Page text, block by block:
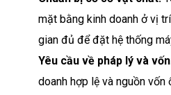
mặt bằng kinh doanh ở vị
gian đủ để đặt hệ thống
Yêu cầu về pháp lý và
doanh hợp lệ và nguồn vốn